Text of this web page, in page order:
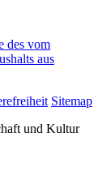
des vom
aus
Sitemap
und Kultur